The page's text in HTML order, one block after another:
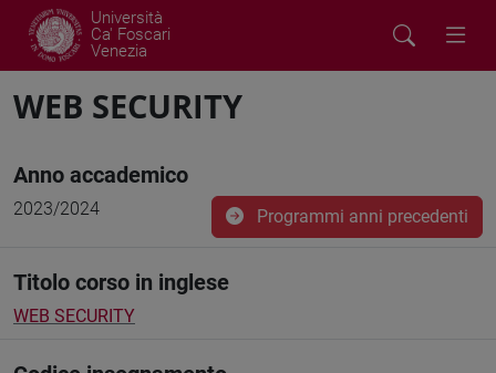
Università
Ca' Foscari
Venezia
WEB SECURITY
Anno accademico
2023/2024 Programmi anni precedenti
Titolo corso in inglese
WEB SECURITY